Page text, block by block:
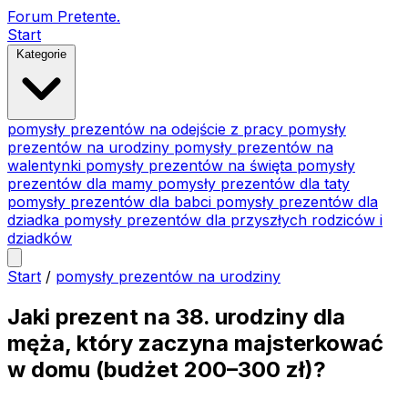
Forum Pretente.
Start
Kategorie
pomysły prezentów na odejście z pracy pomysły
prezentów na urodziny pomysły prezentów na
walentynki pomysły prezentów na święta pomysły
prezentów dla mamy pomysły prezentów dla taty
pomysły prezentów dla babci pomysły prezentów dla
dziadka pomysły prezentów dla przyszłych rodziców i
dziadków
Start / pomysły prezentów na urodziny
Jaki prezent na 38. urodziny dla
męża, który zaczyna majsterkować
w domu (budżet 200–300 zł)?